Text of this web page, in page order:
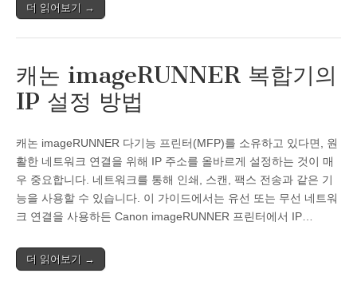
더 읽어보기 →
캐논 imageRUNNER 복합기의
IP 설정 방법
캐논 imageRUNNER 다기능 프린터(MFP)를 소유하고 있다면, 원
활한 네트워크 연결을 위해 IP 주소를 올바르게 설정하는 것이 매
우 중요합니다. 네트워크를 통해 인쇄, 스캔, 팩스 전송과 같은 기
능을 사용할 수 있습니다. 이 가이드에서는 유선 또는 무선 네트워
크 연결을 사용하든 Canon imageRUNNER 프린터에서 IP…
더 읽어보기 →